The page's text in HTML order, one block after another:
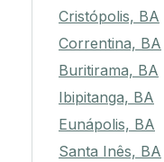
Cristópolis, BA
Correntina, BA
Buritirama, BA
Ibipitanga, BA
Eunápolis, BA
Santa Inês, BA